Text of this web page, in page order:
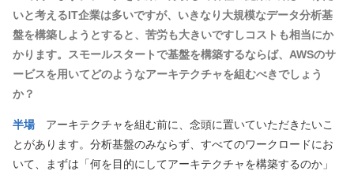
いと考えるIT企業は多いですが、いきなり大規模なデータ分析基
盤を構築しようとすると、苦労も大きいですしコストも相当にか
かります。スモールスタートで基盤を構築するならば、AWSのサ
ービスを用いてどのようなアーキテクチャを組むべきでしょう
か？
半場アーキテクチャを組む前に、念頭に置いていただきたいこ
とがあります。分析基盤のみならず、すべてのワークロードにお
いて、まずは「何を目的にしてアーキテクチャを構築するのか」